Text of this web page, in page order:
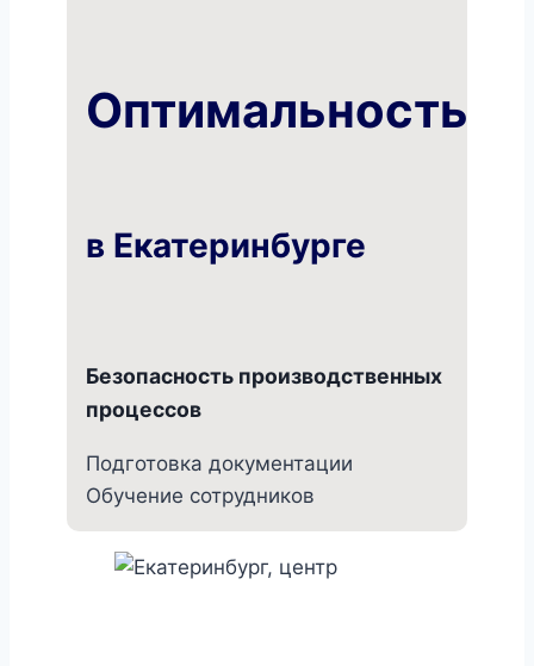
Оптимальность
в Екатеринбурге
Безопасность производственных
процессов
Подготовка документации
Обучение сотрудников